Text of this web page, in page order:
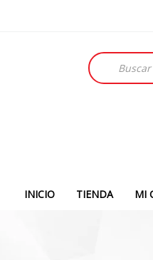
Búsqueda
de
productos
INICIO TIENDA MI